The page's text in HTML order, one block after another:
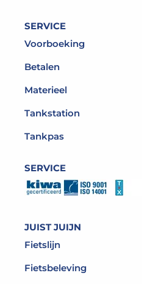
SERVICE
Voorboeking
Betalen
Materieel
Tankstation
Tankpas
SERVICE
JUIST JUIJN
Fietslijn
Fietsbeleving